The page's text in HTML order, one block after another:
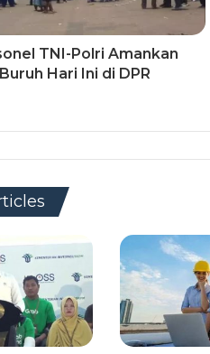
TNI-Polri Amankan
Hari Ini di DPR